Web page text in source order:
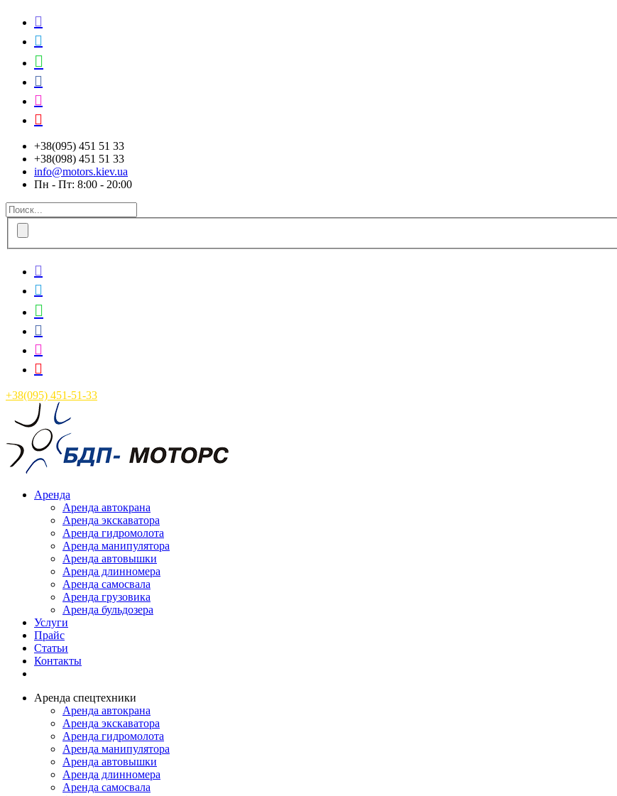






+38(095) 451 51 33
+38(098) 451 51 33
info@motors.kiev.ua
Пн - Пт: 8:00 - 20:00






+38(095) 451-51-33
Аренда
Аренда автокрана
Аренда экскаватора
Аренда гидромолота
Аренда манипулятора
Аренда автовышки
Аренда длинномера
Аренда самосвала
Аренда грузовика
Аренда бульдозера
Услуги
Прайс
Статьи
Контакты
Аренда спецтехники
Аренда автокрана
Аренда экскаватора
Аренда гидромолота
Аренда манипулятора
Аренда автовышки
Аренда длинномера
Аренда самосвала